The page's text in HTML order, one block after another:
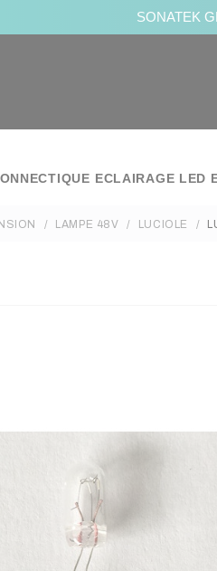
SONATEK
ECLAIRAGE LED
LAMPE 48V LUCIOLE